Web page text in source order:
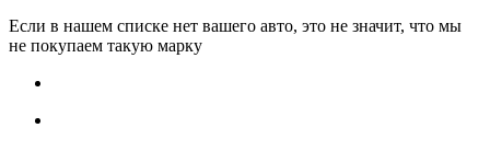
Если в нашем списке нет вашего авто, это не значит, что мы
не покупаем такую марку